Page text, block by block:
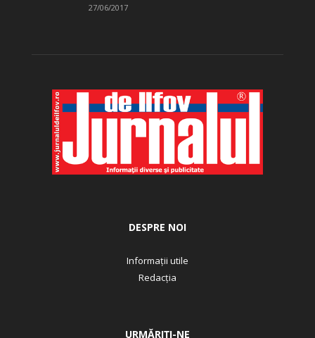
27/06/2017
DESPRE NOI
Informații utile
Redacția
URMĂRIȚI-NE